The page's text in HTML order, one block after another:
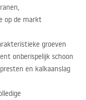
op de markt
groeven
onberispelijk schoon
en kalkaanslag